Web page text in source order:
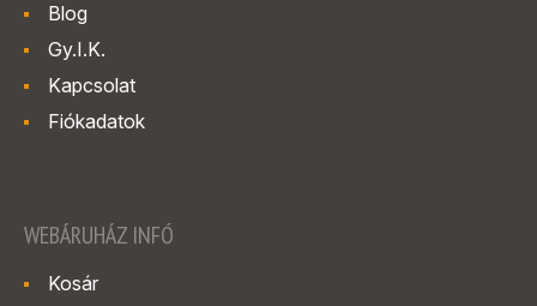
Blog
Gy.I.K.
Kapcsolat
Fiókadatok
WEBÁRUHÁZ INFÓ
Kosár